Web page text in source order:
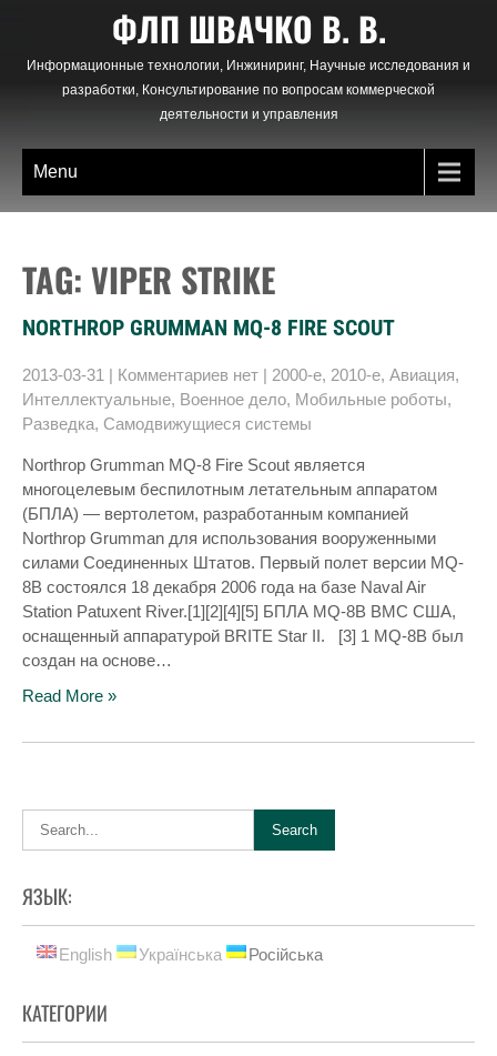
content
ФЛП ШВАЧКО В. В.
Информационные технологии, Инжиниринг, Научные исследования и
разработки, Консультирование по вопросам коммерческой
деятельности и управления
Menu
TAG: VIPER STRIKE
NORTHROP GRUMMAN MQ-8 FIRE SCOUT
2013-03-31 | Комментариев нет | 2000-е, 2010-е, Авиация,
Интеллектуальные, Военное дело, Мобильные роботы,
Разведка, Самодвижущиеся системы
Northrop Grumman MQ-8 Fire Scout является
многоцелевым беспилотным летательным аппаратом
(БПЛА) — вертолетом, разработанным компанией
Northrop Grumman для использования вооруженными
силами Соединенных Штатов. Первый полет версии MQ-
8B состоялся 18 декабря 2006 года на базе Naval Air
Station Patuxent River.[1][2][4][5] БПЛА MQ-8B ВМС США,
оснащенный аппаратурой BRITE Star II. [3] 1 MQ-8B был
создан на основе…
Read More »
ЯЗЫК:
English Українська Російська
КАТЕГОРИИ